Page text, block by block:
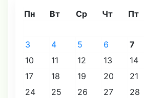
Пн Вт Ср Чт Пт
3
4 5 6 7
10
11 12 13 14
17
18 19 20 21
24
25 26 27 28